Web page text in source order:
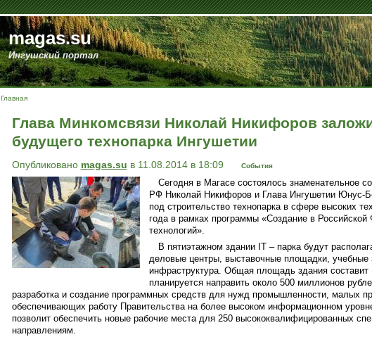
magas.su
Ингушский портал
Главная
Глава Минкомсвязи Николай Никифоров
будущего технопарка Ингушетии
Опубликовано magas.su в 11.08.2014 в 18:09 События
Сегодня в Магасе состоялось знаменательное
РФ Николай Никифоров и Глава Ингушетии Юнус-
под строительство технопарка в сфере высоких
года в рамках программы «Создание в
технологий».
В пятиэтажном здании IT – парка будут
деловые центры, выставочные площадки,
инфраструктура. Общая площадь здания
планируется направить около 500 миллионов
разработка и создание программных средств для нужд промышленности, малых
обеспечивающих работу Правительства на более высоком информационном
позволит обеспечить новые рабочие места для 250 высококвалифицированных
направлениям.